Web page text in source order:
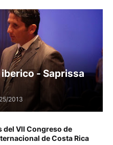
- Saprissa
2013
del VII Congreso de
de Costa Rica